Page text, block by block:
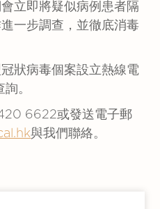
立即將疑似病例患者隔
一步調查，並徹底消毒
狀病毒個案設立熱線電
。
6622或發送電子郵
與我們聯絡。